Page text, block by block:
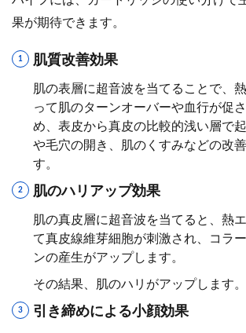
果が期待できます。
肌質改善効果
肌の表層に超音波を当てることで、
って肌のターンオーバーや血行が促
め、表皮から真皮の比較的浅い層で
や毛穴の開き、肌のくすみなどの改
す。
肌のハリアップ効果
肌の真皮層に超音波を当てると、熱
て真皮線維芽細胞が刺激され、コラ
ンの産生がアップします。
その結果、肌のハリがアップします。
引き締めによる小顔効果